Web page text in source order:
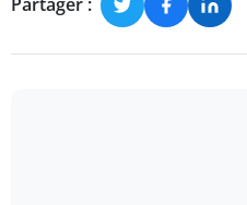
Partager :